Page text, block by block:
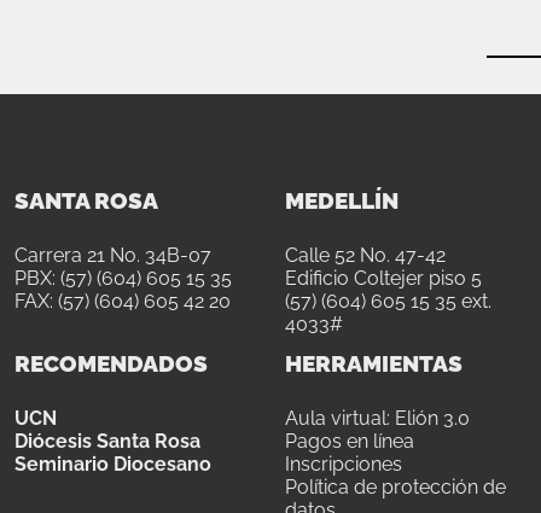
SANTA ROSA
Carrera 21 No. 34B-07
PBX: (57) (604) 605 15 35
FAX: (57) (604) 605 42 20
MEDELLÍN
Calle 52 No. 47-42
Edificio Coltejer piso 5
(57) (604) 605 15 35 ext.
4033#
RECOMENDADOS
UCN
Diócesis Santa Rosa
Seminario Diocesano
HERRAMIENTAS
Aula virtual: Elión 3.0
Pagos en línea
Inscripciones
Política de protección de